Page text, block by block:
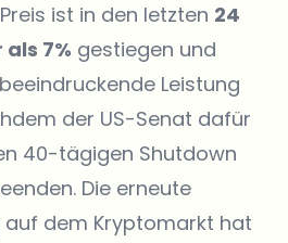
ist in den letzten 24
7% gestiegen und
Leistung
der US-Senat dafür
40-tägigen Shutdown
Die erneute
dem Kryptomarkt hat